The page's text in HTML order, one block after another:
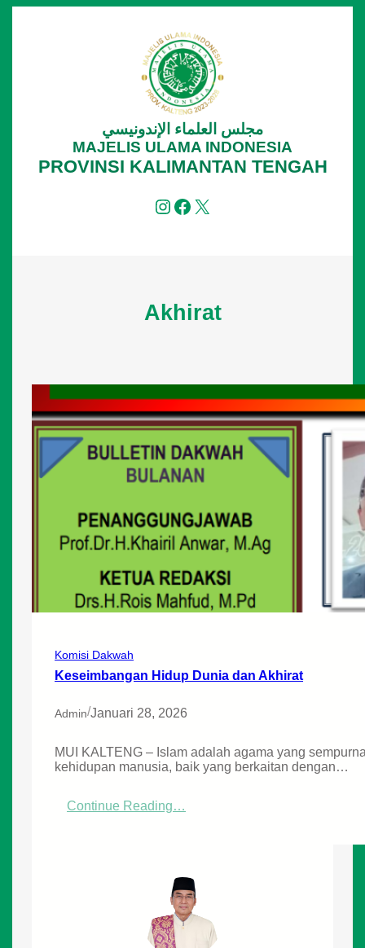
مجلس العلماء الإندونيسي
MAJELIS ULAMA INDONESIA
PROVINSI KALIMANTAN TENGAH
Instagram Facebook X
Akhirat
Komisi Dakwah
Keseimbangan Hidup Dunia dan Akhirat
Admin/Januari 28, 2026
MUI KALTENG – Islam adalah agama yang
kehidupan manusia, baik yang berkaitan dengan…
Continue Reading…
i
m
b
a